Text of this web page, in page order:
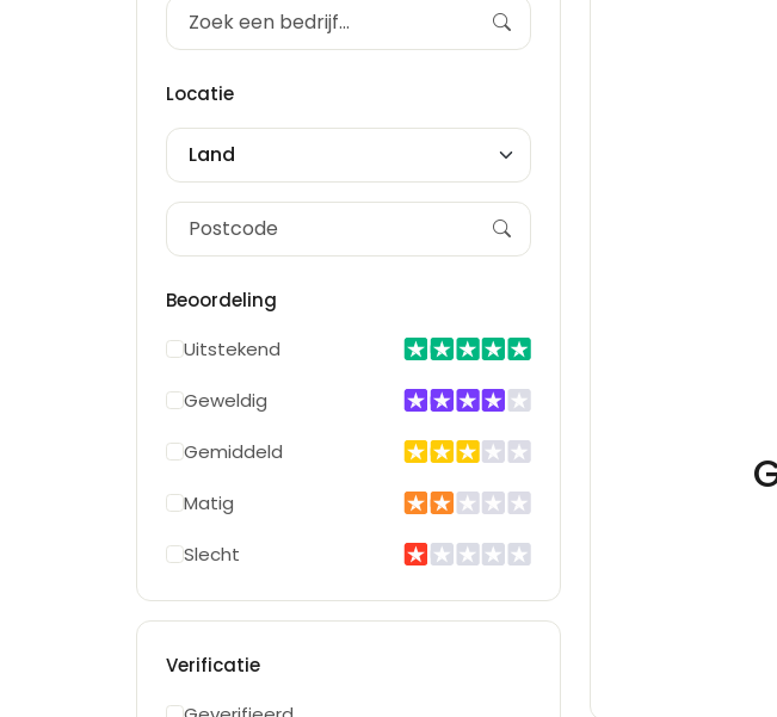
Locatie
Land
Beoordeling
Uitstekend
Geweldig
Gemiddeld
Matig
Slecht
Verificatie